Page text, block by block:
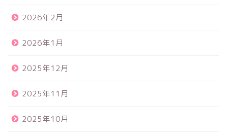
2026年2月
2026年1月
2025年12月
2025年11月
2025年10月